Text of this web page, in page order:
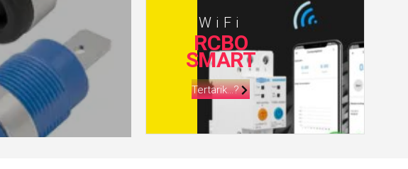
WiFi
RCBO
SMART
Tertarik...?